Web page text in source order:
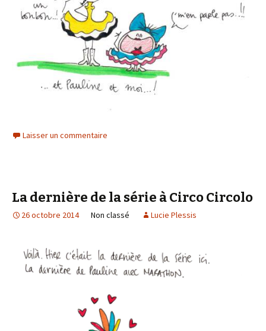
Laisser un commentaire
La dernière de la série à Circo Circolo
26 octobre 2014 Non classé Lucie Plessis